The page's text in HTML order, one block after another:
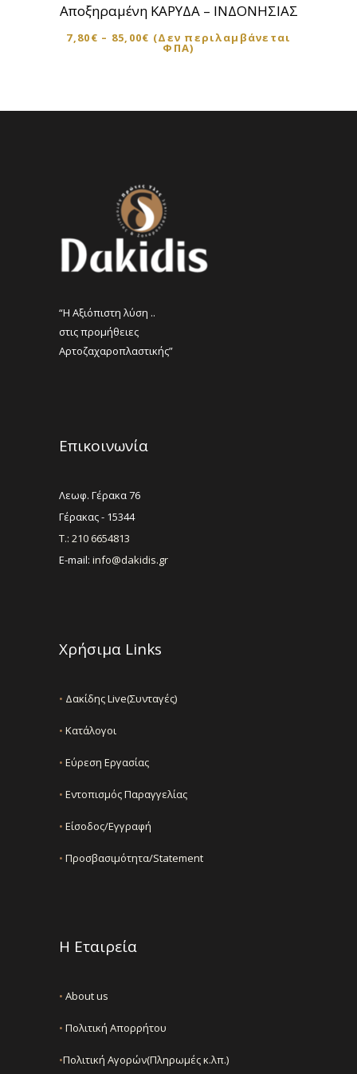
έχει
Αποξηραμένη ΚΑΡΥΔΑ – ΙΝΔΟΝΗΣΙΑΣ
7,80€ – 85,00€ (Δεν περιλαμβάνεται
ΦΠΑ)
“Η Αξιόπιστη λύση ..
στις προμήθειες
Αρτοζαχαροπλαστικής”
Επικοινωνία
Λεωφ. Γέρακα 76
Γέρακας - 15344
Τ.: 210 6654813
E-mail: info@dakidis.gr
Χρήσιμα Links
• Δακίδης Live(Συνταγές)
• Κατάλογοι
• Εύρεση Εργασίας
• Εντοπισμός Παραγγελίας
• Είσοδος/Εγγραφή
• Προσβασιμότητα/Statement
Η Εταιρεία
• About us
• Πολιτική Απορρήτου
•Πολιτική Αγορών(Πληρωμές κ.λπ.)